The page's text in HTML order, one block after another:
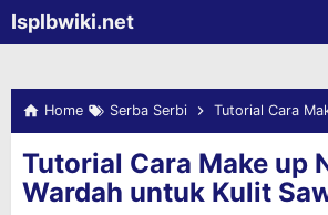
-->Isplbwiki.net
Home Serba Serbi Tutorial Cara Make up
Tutorial Cara Make up
Wardah untuk Kulit